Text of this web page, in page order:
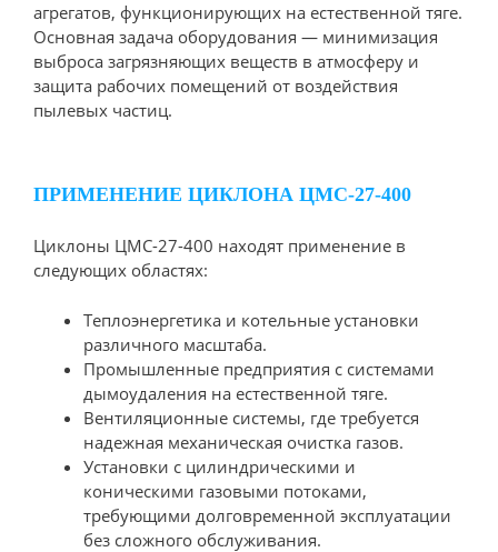
агрегатов, функционирующих на естественной тяге.
Основная задача оборудования — минимизация
выброса загрязняющих веществ в атмосферу и
защита рабочих помещений от воздействия
пылевых частиц.
ПРИМЕНЕНИЕ ЦИКЛОНА ЦМС-27-400
Циклоны ЦМС-27-400 находят применение в
следующих областях:
Теплоэнергетика и котельные установки
различного масштаба.
Промышленные предприятия с системами
дымоудаления на естественной тяге.
Вентиляционные системы, где требуется
надежная механическая очистка газов.
Установки с цилиндрическими и
коническими газовыми потоками,
требующими долговременной эксплуатации
без сложного обслуживания.